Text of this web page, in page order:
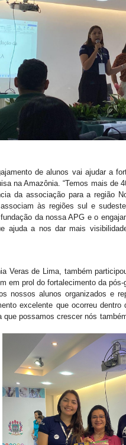
de alunos vai ajudar a
na Amazônia.“Temos mais de
da associação para a região
às regiões sul e
da nossa APG e o
ajuda a nos dar mais
Veras de Lima, também
em prol do fortalecimento da
nossos alunos organizados e
excelente que ocorreu
que possamos crescer nós